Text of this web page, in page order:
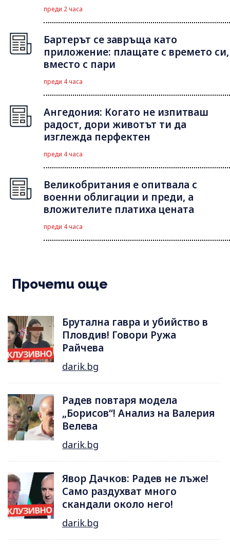
преди 2 часа
Бартерът се завръща като
приложение: плащате с времето си,
вместо с пари
преди 4 часа
Ангедония: Когато не изпитваш
радост, дори животът ти да
изглежда перфектен
преди 4 часа
Великобритания е опитвала с
военни облигации и преди, а
вложителите платиха цената
преди 4 часа
Прочети още
Брутална гавра и убийство в
Пловдив! Говори Ружа
Райчева
darik.bg
Радев повтаря модела
„Борисов“! Анализ на Валерия
Велева
darik.bg
Явор Дачков: Радев не лъже!
Само раздухват много
скандали около него!
darik.bg